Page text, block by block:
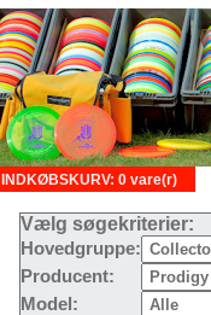
INDKØBSKURV: 0 vare(r)
Vælg søgekriterier:
Hovedgruppe:
Producent:
Model: